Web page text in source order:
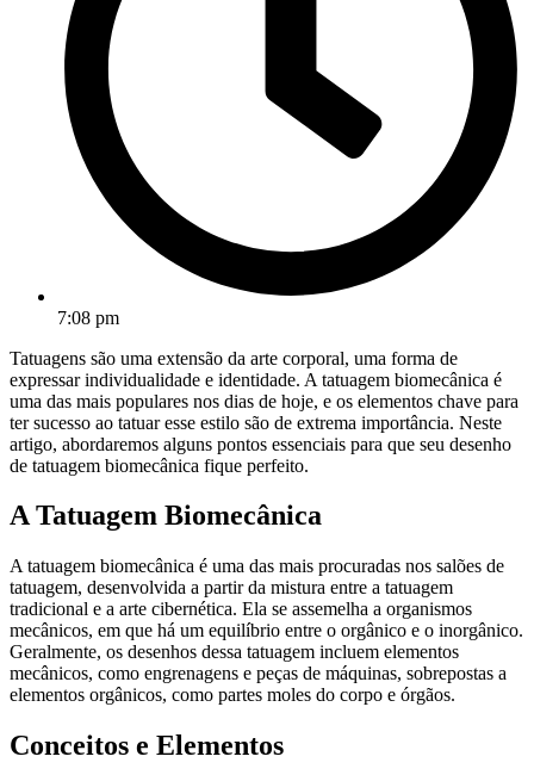
7:08 pm
Tatuagens são uma extensão da arte corporal, uma forma de
expressar individualidade e identidade. A tatuagem biomecânica é
uma das mais populares nos dias de hoje, e os elementos chave para
ter sucesso ao tatuar esse estilo são de extrema importância. Neste
artigo, abordaremos alguns pontos essenciais para que seu desenho
de tatuagem biomecânica fique perfeito.
A Tatuagem Biomecânica
A tatuagem biomecânica é uma das mais procuradas nos salões de
tatuagem, desenvolvida a partir da mistura entre a tatuagem
tradicional e a arte cibernética. Ela se assemelha a organismos
mecânicos, em que há um equilíbrio entre o orgânico e o inorgânico.
Geralmente, os desenhos dessa tatuagem incluem elementos
mecânicos, como engrenagens e peças de máquinas, sobrepostas a
elementos orgânicos, como partes moles do corpo e órgãos.
Conceitos e Elementos